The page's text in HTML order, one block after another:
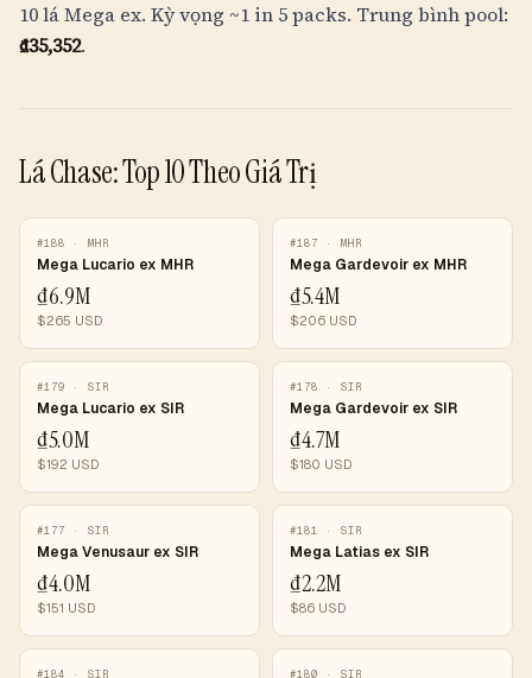
10 lá Mega ex. Kỳ vọng ~1 in 5 packs. Trung bình pool:
₫35,352.
Lá Chase: Top 10 Theo Giá Trị
#188 · MHR
Mega Lucario ex MHR
₫6.9M
$265 USD
#187 · MHR
Mega Gardevoir ex MHR
₫5.4M
$206 USD
#179 · SIR
Mega Lucario ex SIR
₫5.0M
$192 USD
#178 · SIR
Mega Gardevoir ex SIR
₫4.7M
$180 USD
#177 · SIR
Mega Venusaur ex SIR
₫4.0M
$151 USD
#181 · SIR
Mega Latias ex SIR
₫2.2M
$86 USD
#184 · SIR #180 · SIR